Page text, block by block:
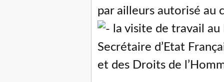
par ailleurs autorisé au
la visite de travail au
Secrétaire d’Etat
et des Droits de